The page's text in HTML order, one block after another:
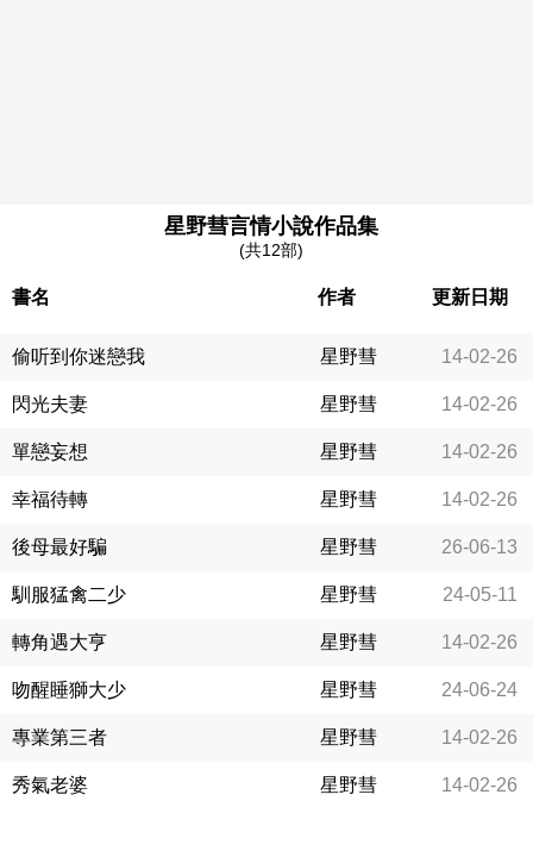
星野彗言情小說作品集
(共12部)
書名 作者 更新日期
偷听到你迷戀我 星野彗 14-02-26
閃光夫妻 星野彗 14-02-26
單戀妄想 星野彗 14-02-26
幸福待轉 星野彗 14-02-26
後母最好騙 星野彗 26-06-13
馴服猛禽二少 星野彗 24-05-11
轉角遇大亨 星野彗 14-02-26
吻醒睡獅大少 星野彗 24-06-24
專業第三者 星野彗 14-02-26
秀氣老婆 星野彗 14-02-26